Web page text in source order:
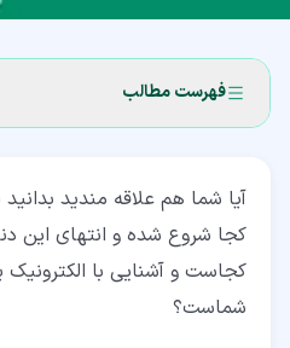
فهرست مطالب
۱‏-‏۲‏- ولتاژ (Voltage)
۱‏-‏۳‏- توان (Power)
آیا شما هم علاقه مندید
کجا شروع شده و انتهای این
کجاست و آشنایی با
شماست؟